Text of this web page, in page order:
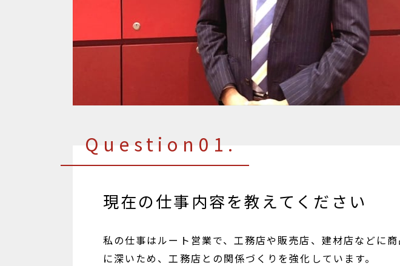
Question01.
現在の仕事内容を教えてください
私の仕事はルート営業で、工務店や販売店、建材店などに
に深いため、工務店との関係づくりを強化しています。